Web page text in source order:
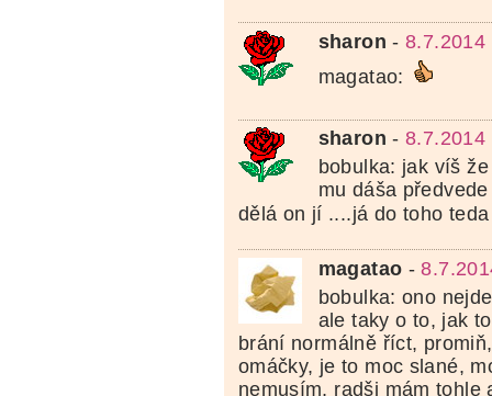
sharon -8.7.2014
magatao:
sharon -8.7.2014
bobulka: jak víš
mu dáša
dělá on jí ....já do toho
magatao -
bobulka: ono
ale taky o to, jak
brání normálně říct,
omáčky, je to moc slané,
nemusím, radši mám tohle